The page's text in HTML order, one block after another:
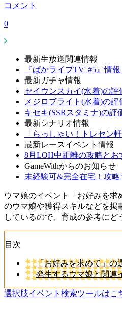
コメント
0
最新生放送関連情報
『ぱかライブTV' #5』情
最新ガチャ情報
セイウンスカイ(水着)の評
メジロブライト(水着)の評
キセキ(SSRスタミナ)の評
最新シナリオ情報
「らっしゃい！トレセン
最新レースイベント情報
8月LOH中距離の攻略とお
GameWithからのお知らせ
未経験可&完全在宅！攻略
ウマ娘のイベント「お好みを求
のウマ娘や獲得スキルなどを掲
しているので、育成の参考にど
目次
「お好みを求めて」の
発生するウマ娘と関連
選択肢イベント検索ツールはこ